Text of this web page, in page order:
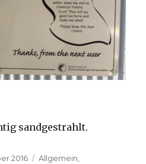
sandgestrahlt.
2016 Kategorien
Allgemein